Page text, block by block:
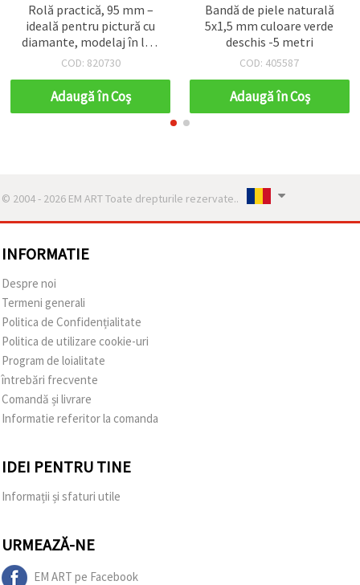
Rolă practică, 95 mm –
ideală pentru pictură cu
diamante, modelaj în lut,
linogravură și artizanat
COD: 820730
Adaugă în Coş
Bandă de piele naturală
5x1,5 mm culoare verde
deschis -5 metri
COD: 405587
Adaugă în Coş
© 2004 - 2026 EM ART Toate drepturile rezervate..
INFORMATIE
Despre noi
Termeni generali
Politica de Confidențialitate
Politica de utilizare cookie-uri
Program de loialitate
întrebări frecvente
Comandă și livrare
Informatie referitor la comanda
IDEI PENTRU TINE
Informații și sfaturi utile
URMEAZĂ-NE
EM ART pe Facebook